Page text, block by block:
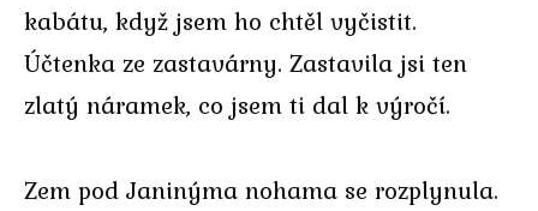
kabátu, když jsem ho chtěl vyčistit.
Účtenka ze zastavárny. Zastavila jsi ten
zlatý náramek, co jsem ti dal k výročí.
Zem pod Janinýma nohama se rozplynula.